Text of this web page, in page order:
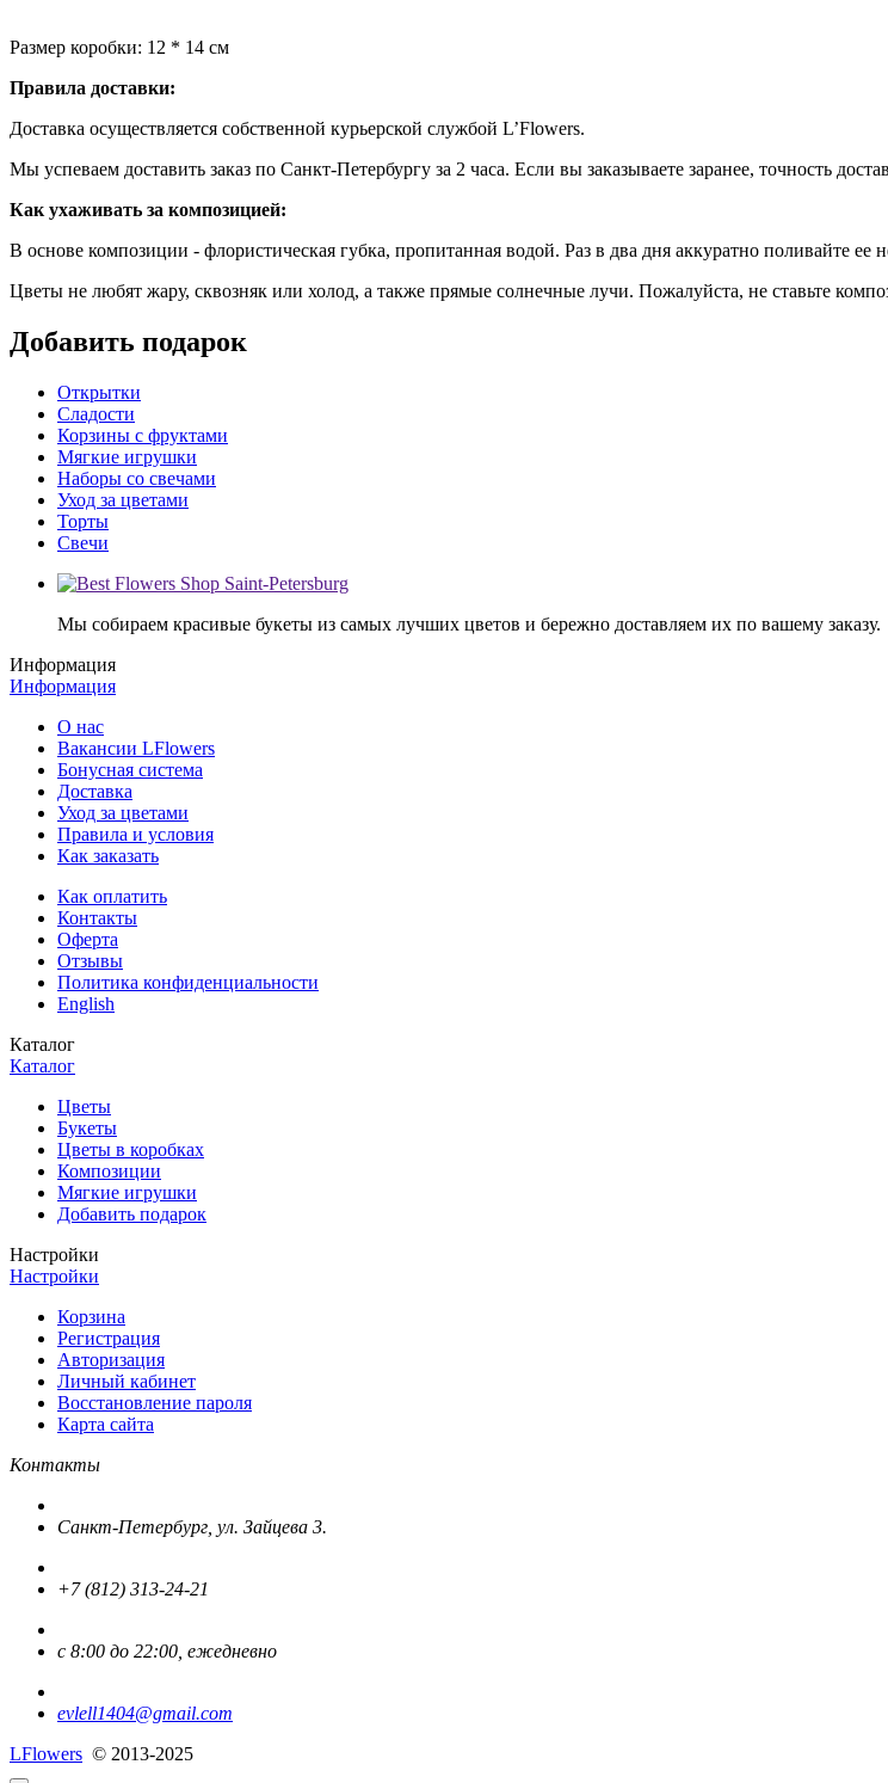
Размер коробки: 12 * 14 см
Правила доставки:
Доставка осуществляется собственной курьерской службой L’Flowers.
Мы успеваем доставить заказ по Санкт-Петербургу за 2 часа. Если вы заказываете заранее, точность
Как ухаживать за композицией:
В основе композиции - флористическая губка, пропитанная водой. Раз в два дня аккуратно поливайте
Цветы не любят жару, сквозняк или холод, а также прямые солнечные лучи. Пожалуйста, не ставьте
Добавить подарок
Открытки
Сладости
Корзины с фруктами
Мягкие игрушки
Наборы со свечами
Уход за цветами
Торты
Свечи
Мы собираем красивые букеты из самых лучших цветов и бережно доставляем их по вашему заказу.
Информация
Информация
О нас
Вакансии LFlowers
Бонусная система
Доставка
Уход за цветами
Правила и условия
Как заказать
Как оплатить
Контакты
Оферта
Отзывы
Политика конфиденциальности
English
Каталог
Каталог
Цветы
Букеты
Цветы в коробках
Композиции
Мягкие игрушки
Добавить подарок
Настройки
Настройки
Корзина
Регистрация
Авторизация
Личный кабинет
Восстановление пароля
Карта сайта
Контакты
Санкт-Петербург, ул. Зайцева 3.
+7 (812) 313-24-21
с 8:00 до 22:00, ежедневно
evlell1404@gmail.com
LFlowers © 2013-2025